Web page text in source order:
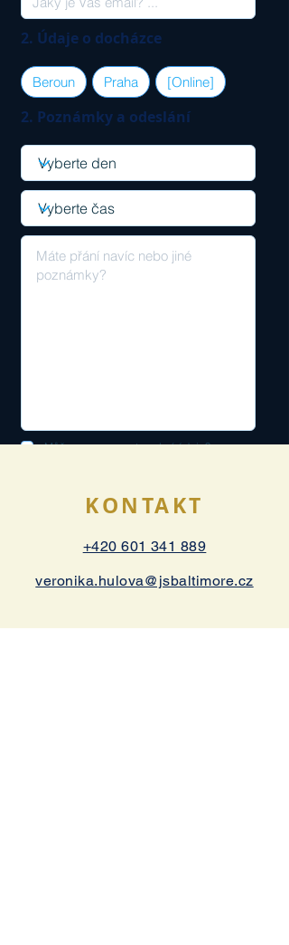
2. Údaje o docházce
Beroun Praha [Online]
2. Poznámky a odeslání
Můžeme zpracovat osobní údaje?
KONTAKT
+420 601 341 889
veronika.hulova@jsbaltimore.cz